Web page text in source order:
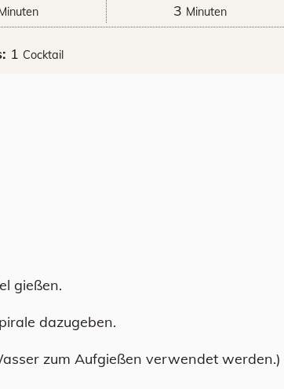
3 Minuten
1 Cocktail
gießen.
dazugeben.
zum Aufgießen verwendet werden.)